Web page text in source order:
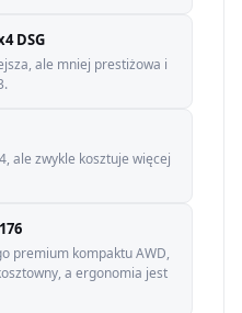
DSG
ale mniej prestiżowa i
ale zwykle kosztuje więcej
premium kompaktu AWD,
a ergonomia jest